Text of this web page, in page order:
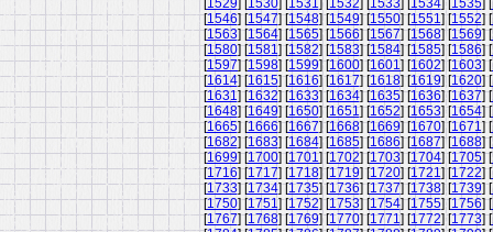
[1529] [1530] [1531] [1532] [1533] [1534] [1535] [
[1546] [1547] [1548] [1549] [1550] [1551] [1552] [
[1563] [1564] [1565] [1566] [1567] [1568] [1569] [
[1580] [1581] [1582] [1583] [1584] [1585] [1586] [
[1597] [1598] [1599] [1600] [1601] [1602] [1603] [
[1614] [1615] [1616] [1617] [1618] [1619] [1620] [
[1631] [1632] [1633] [1634] [1635] [1636] [1637] [
[1648] [1649] [1650] [1651] [1652] [1653] [1654] [
[1665] [1666] [1667] [1668] [1669] [1670] [1671] [
[1682] [1683] [1684] [1685] [1686] [1687] [1688] [
[1699] [1700] [1701] [1702] [1703] [1704] [1705] [
[1716] [1717] [1718] [1719] [1720] [1721] [1722] [
[1733] [1734] [1735] [1736] [1737] [1738] [1739] [
[1750] [1751] [1752] [1753] [1754] [1755] [1756] [
[1767] [1768] [1769] [1770] [1771] [1772] [1773] [